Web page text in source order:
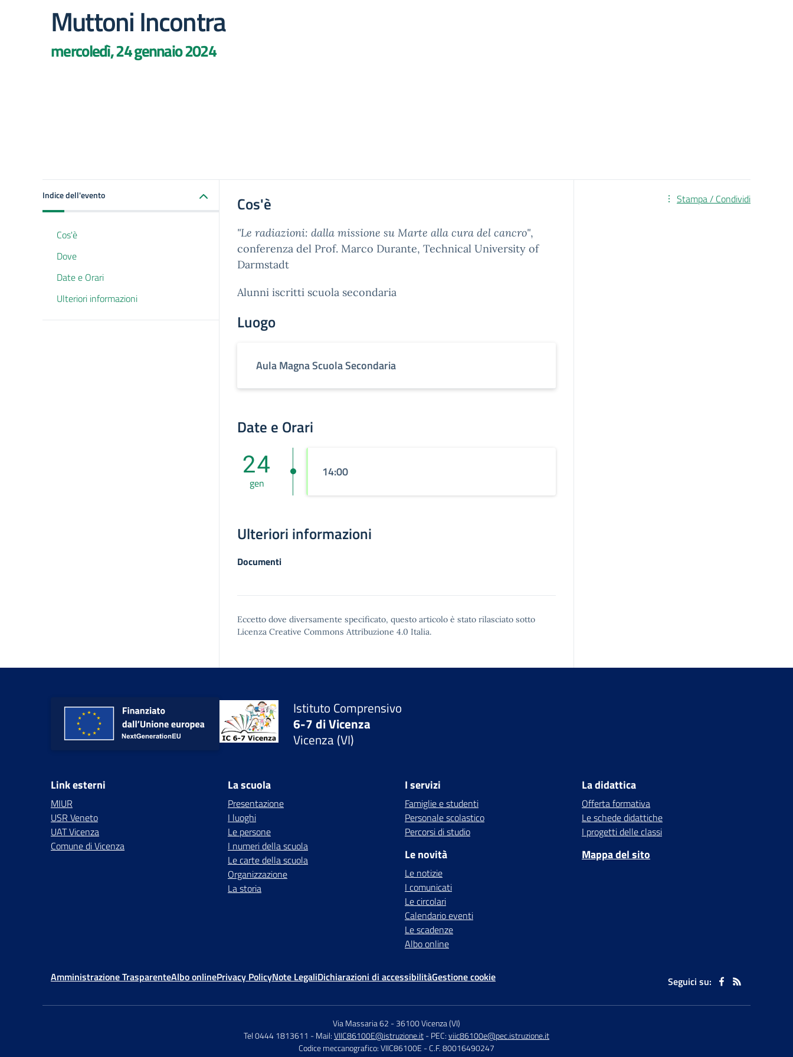
Muttoni Incontra
mercoledì, 24 gennaio 2024
Indice dell'evento
Cos'è
Dove
Date e Orari
Ulteriori informazioni
Cos'è
"Le radiazioni: dalla missione su Marte alla cura del cancro",
conferenza del Prof. Marco Durante, Technical University of
Darmstadt
Alunni iscritti scuola secondaria
Luogo
Aula Magna Scuola Secondaria
Date e Orari
24
gen
14:00
Ulteriori informazioni
Documenti
Eccetto dove diversamente specificato, questo articolo è stato rilasciato sotto
Licenza Creative Commons Attribuzione 4.0 Italia.
Stampa / Condividi
Istituto Comprensivo
6-7 di Vicenza
Vicenza (VI)
Link esterni
MIUR
USR Veneto
UAT Vicenza
Comune di Vicenza
La scuola
Presentazione
I luoghi
Le persone
I numeri della scuola
Le carte della scuola
Organizzazione
La storia
I servizi
Famiglie e studenti
Personale scolastico
Percorsi di studio
Le novità
Le notizie
I comunicati
Le circolari
Calendario eventi
Le scadenze
Albo online
La didattica
Offerta formativa
Le schede didattiche
I progetti delle classi
Mappa del sito
Amministrazione TrasparenteAlbo onlinePrivacy PolicyNote LegaliDichiarazioni di accessibilitàGestione cookie Seguici su:
Via Massaria 62 -36100 Vicenza (VI)
Tel 0444 1813611 - Mail:VIIC86100E@istruzione.it- PEC:viic86100e@pec.istruzione.it
Codice meccanografico: VIIC86100E - C.F. 80016490247